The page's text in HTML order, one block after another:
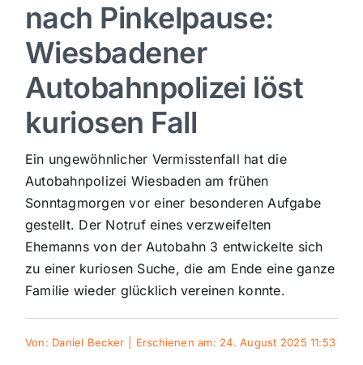
Wirtschaft
Sport
Panorama
Mein Stadtteil
nach Pinkelpause:
Wiesbadener
Autobahnpolizei löst
kuriosen Fall
Ein ungewöhnlicher Vermisstenfall hat die
Autobahnpolizei Wiesbaden am frühen
Sonntagmorgen vor einer besonderen Aufgabe
gestellt. Der Notruf eines verzweifelten
Ehemanns von der Autobahn 3 entwickelte sich
zu einer kuriosen Suche, die am Ende eine ganze
Familie wieder glücklich vereinen konnte.
Von: Daniel Becker Erschienen am: 24. August 2025 11:53